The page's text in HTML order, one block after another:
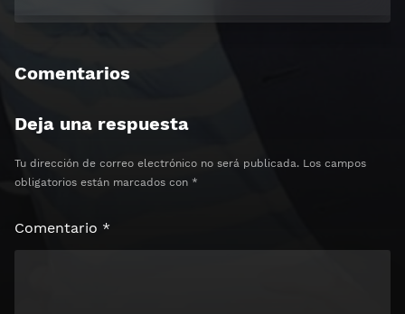
Comentarios
Deja una respuesta
Tu dirección de correo electrónico no será publicada. Los campos
obligatorios están marcados con *
Comentario *